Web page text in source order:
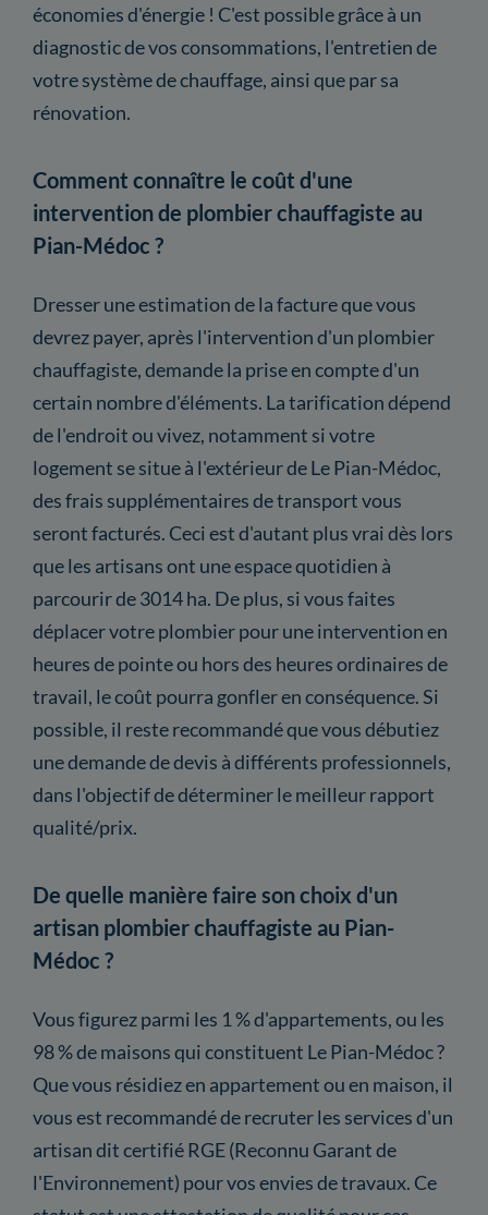
économies d'énergie ! C'est possible grâce à un
diagnostic de vos consommations, l'entretien de
votre système de chauffage, ainsi que par sa
rénovation.
Comment connaître le coût d'une
intervention de plombier chauffagiste au
Pian-Médoc ?
Dresser une estimation de la facture que vous
devrez payer, après l'intervention d'un plombier
chauffagiste, demande la prise en compte d'un
certain nombre d'éléments. La tarification dépend
de l'endroit ou vivez, notamment si votre
logement se situe à l'extérieur de Le Pian-Médoc,
des frais supplémentaires de transport vous
seront facturés. Ceci est d'autant plus vrai dès lors
que les artisans ont une espace quotidien à
parcourir de 3014 ha. De plus, si vous faites
déplacer votre plombier pour une intervention en
heures de pointe ou hors des heures ordinaires de
travail, le coût pourra gonfler en conséquence. Si
possible, il reste recommandé que vous débutiez
une demande de devis à différents professionnels,
dans l'objectif de déterminer le meilleur rapport
qualité/prix.
De quelle manière faire son choix d'un
artisan plombier chauffagiste au Pian-
Médoc ?
Vous figurez parmi les 1 % d'appartements, ou les
98 % de maisons qui constituent Le Pian-Médoc ?
Que vous résidiez en appartement ou en maison, il
vous est recommandé de recruter les services d'un
artisan dit certifié RGE (Reconnu Garant de
l'Environnement) pour vos envies de travaux. Ce